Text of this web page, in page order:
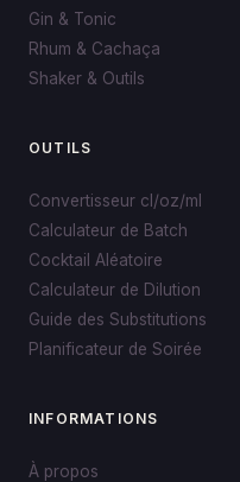
Gin & Tonic
Rhum & Cachaça
Shaker & Outils
OUTILS
Convertisseur cl/oz/ml
Calculateur de Batch
Cocktail Aléatoire
Calculateur de Dilution
Guide des Substitutions
Planificateur de Soirée
INFORMATIONS
À propos